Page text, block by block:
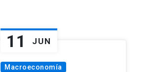
11 JUN
Macroeconomía